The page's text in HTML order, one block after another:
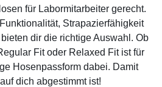
für Labormitarbeiter gerecht.
Strapazierfähigkeit
dir die richtige Auswahl. Ob
Fit oder Relaxed Fit ist für
Hosenpassform dabei. Damit
dich abgestimmt ist!